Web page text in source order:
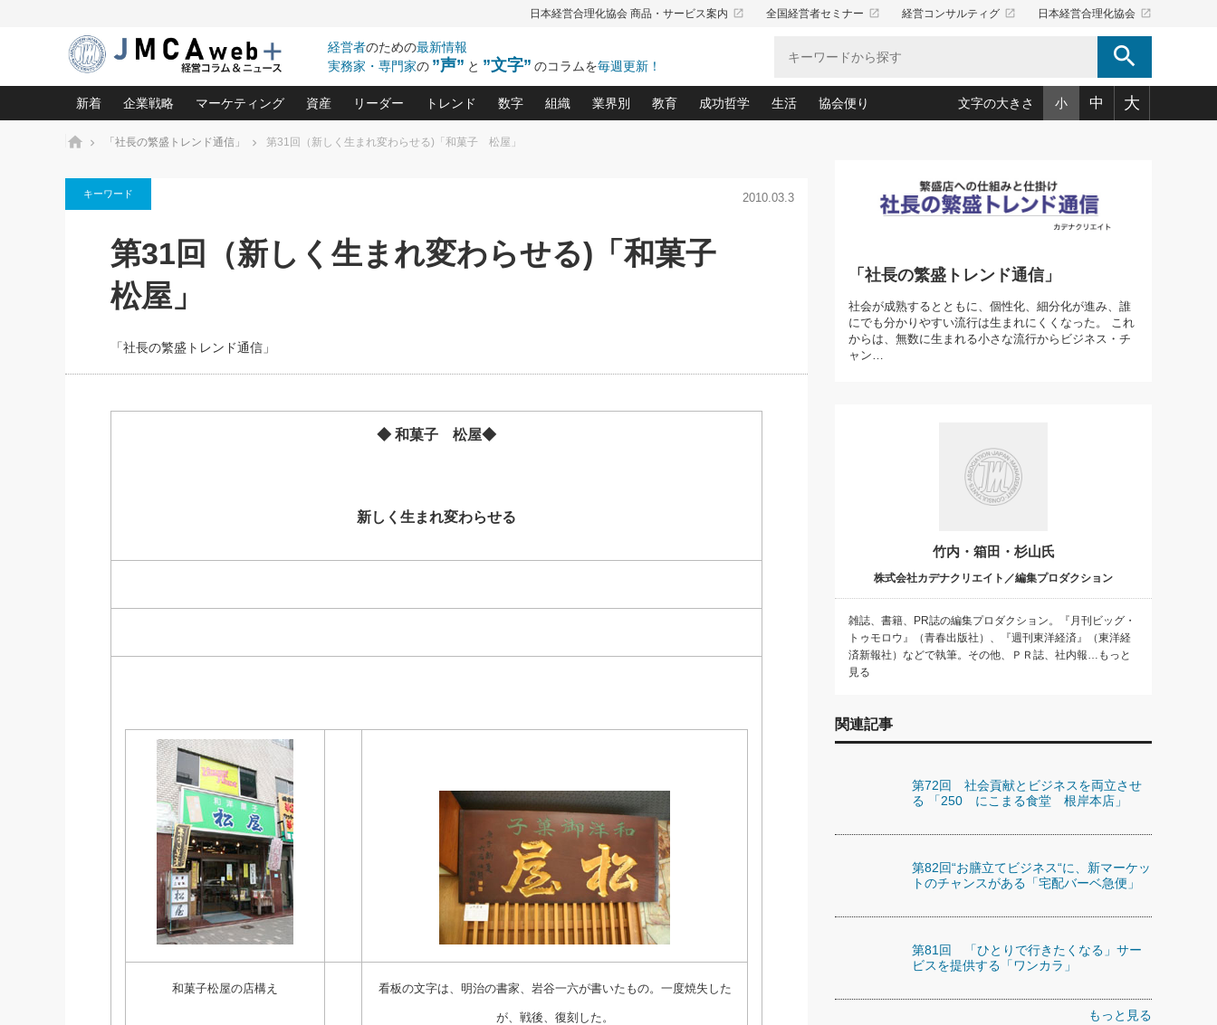
日本経営合理化協会 商品・サービス案内 launch 全国経営者セミナー launch 経営コンサルティグ launch 日本経営合理化協会 launch
経営者のための最新情報
実務家・専門家の ”声” と ”文字” のコラムを毎週更新！ search
新着
相談15：銀行がやたらと固定金
利を勧めてきます！やはり固定
がよいのでしょうか！
2026.08.7
日号）
2026.08.5
第86回 「言葉狩り」
企業戦略
中小企業の「１位づくり」戦略(96)
利益を最大化する「業務改善」横田尚哉氏(5)
強い会社を築く ビジネス・クリニック(240)
日本レーザー「人を大切にしながら利益を上げる経営」の極意
(3)
武器としてのM&A入門(3)
社長のための“儲かる通販”戦略視点(151)
継続経営 百話百行(85)
マーケティング
ロングセラーの玉手箱(9)
資産
中国経済の最新動向(204)
事業承継の前に、決めておきたい、知っておきたい、やってお
リーダー
ピョートル・F・グジバチの『経営戦略の新常識』(12)
次もあなたにお願いしたいと思われる「一流の仕事術」(28)
社長の右腕をつくる 人と組織を動かす(200)
トレンド
北村森の「今月のヒット商品」(109)
数字
会社を守り抜くための緊急対策(100)
強い決算書の会社はココが違う！(36)
組織
職場の生産性を下げるハラスメントの予防策(10)
賃金決定の定石(68)
業界別
大久保一彦の“流行る”お店の仕組みづくり(210)
柿内幸夫─社長のための現場改善(174)
教育
あなただからお願いしたいと思われる 気配りの達人(127)
クレーム対応 実践マニュアル(92)
クレーム対応の新知識と新常識(57)
東川鷹年の「中小企業の人育て」(38)
業績アップにつながる！ワンランク上の手紙・メール術(100)
社長のための“全員営業”(30)
成功哲学
令和時代の「社長の人間力の磨き方」(86)
先人の名句名言の教え 東洋思想に学ぶ経営学(132)
渡部昇一の「日本の指導者たち」(32)
生活
(50)
ワインを楽しむ基礎レッスン(12)
必読！社長が読むべき今月の4冊(88)
眼と耳で楽しむ読書術(162)
社長の「氣」(30)
協会便り
ビジネス見聞録 経営ニュース(100)
経営セミナー情報局(1)
講話を聞いて学ぼう 実学・耳学・磨く「ミミガク」のすすめ
文字の大きさ 小 中 大
ホーム 「社長の繁盛トレンド通信」 第31回（新しく生まれ変わらせる)「和菓子 松屋」
キーワード 2010.03.3
第31回（新しく生まれ変わらせる)「和菓子
松屋」
「社長の繁盛トレンド通信」
◆ 和菓子 松屋◆
新しく生まれ変わらせる
和菓子松屋の店構え 看板の文字は、明治の書家、岩谷一六が書いたもの。一度焼失した
が、戦後、復刻した。
「社長の繁盛トレンド通信」
社会が成熟するとともに、個性化、細分化が進み、誰
にでも分かりやすい流行は生まれにくくなった。 これ
からは、無数に生まれる小さな流行からビジネス・チ
ャン…
竹内・箱田・杉山氏
株式会社カデナクリエイト／編集プロダクション
雑誌、書籍、PR誌の編集プロダクション。『月刊ビッグ・
トゥモロウ』（青春出版社）、『週刊東洋経済』（東洋経
済新報社）などで執筆。その他、ＰＲ誌、社内報…もっと
見る
関連記事
第72回 社会貢献とビジネスを両立させ
る 「250 にこまる食堂 根岸本店」
第82回“お膳立てビジネス“に、新マーケッ
トのチャンスがある「宅配バーベ急便」
第81回 「ひとりで行きたくなる」サー
ビスを提供する「ワンカラ」
もっと見る